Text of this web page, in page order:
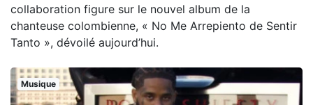
collaboration figure sur le nouvel album de la
chanteuse colombienne, « No Me Arrepiento de Sentir
Tanto », dévoilé aujourd’hui.
Musique